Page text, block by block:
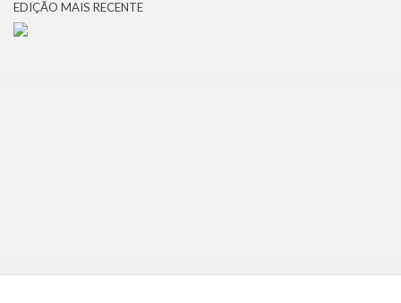
EDIÇÃO MAIS RECENTE